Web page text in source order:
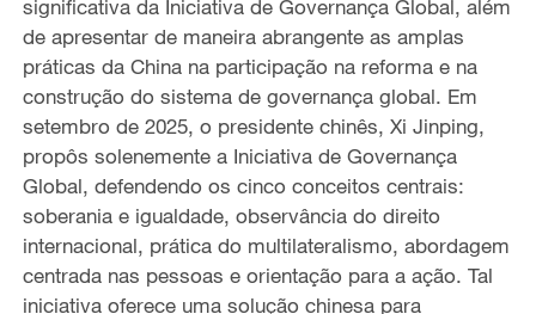
significativa da Iniciativa de Governança Global, além
de apresentar de maneira abrangente as amplas
práticas da China na participação na reforma e na
construção do sistema de governança global. Em
setembro de 2025, o presidente chinês, Xi Jinping,
propôs solenemente a Iniciativa de Governança
Global, defendendo os cinco conceitos centrais:
soberania e igualdade, observância do direito
internacional, prática do multilateralismo, abordagem
centrada nas pessoas e orientação para a ação. Tal
iniciativa oferece uma solução chinesa para